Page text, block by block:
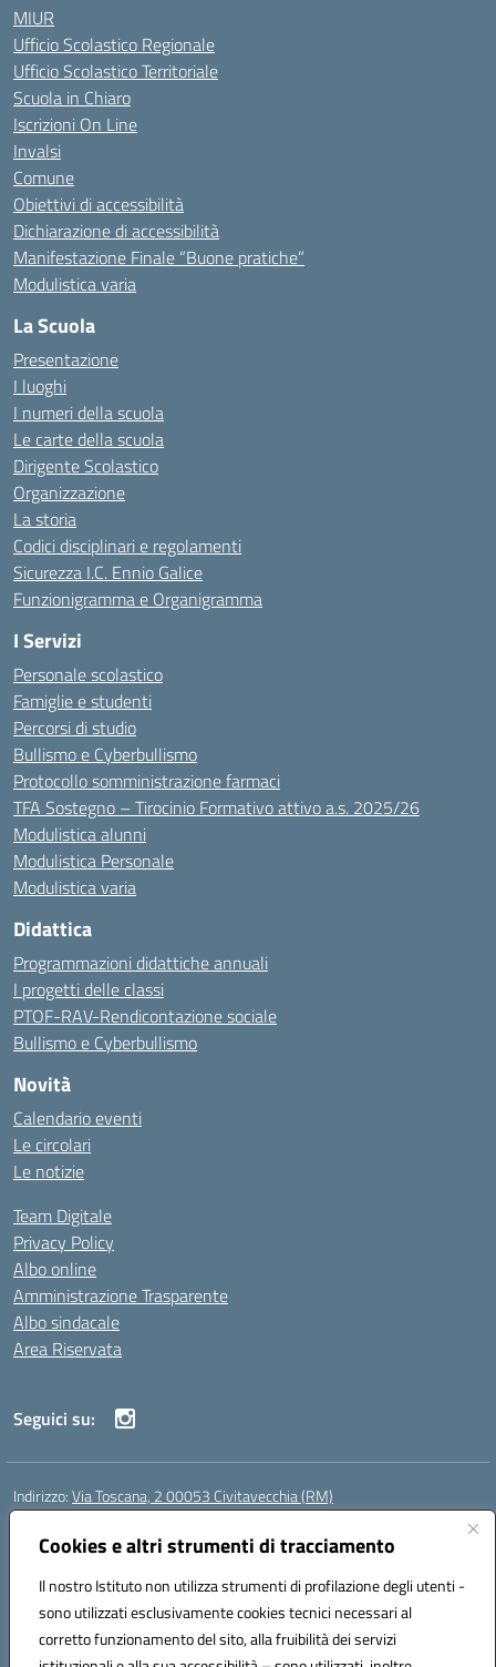
Cookies e altri strumenti di tracciamento
Il nostro Istituto non utilizza strumenti di profilazione degli utenti -
sono utilizzati esclusivamente cookies tecnici necessari al
corretto funzionamento del sito, alla fruibilità dei servizi
MIUR
Ufficio Scolastico Regionale
Ufficio Scolastico Territoriale
Scuola in Chiaro
Iscrizioni On Line
Invalsi
Comune
Obiettivi di accessibilità
Dichiarazione di accessibilità
Manifestazione Finale “Buone pratiche”
Modulistica varia
La Scuola
Presentazione
I luoghi
I numeri della scuola
Le carte della scuola
Dirigente Scolastico
Organizzazione
La storia
Codici disciplinari e regolamenti
Sicurezza I.C. Ennio Galice
Funzionigramma e Organigramma
I Servizi
Personale scolastico
Famiglie e studenti
Percorsi di studio
Bullismo e Cyberbullismo
Protocollo somministrazione farmaci
TFA Sostegno – Tirocinio Formativo attivo a.s. 2025/26
Modulistica alunni
Modulistica Personale
Modulistica varia
Didattica
Programmazioni didattiche annuali
I progetti delle classi
PTOF-RAV-Rendicontazione sociale
Bullismo e Cyberbullismo
Novità
Calendario eventi
Le circolari
Le notizie
Team Digitale
Privacy Policy
Albo online
Amministrazione Trasparente
Albo sindacale
Area Riservata
Seguici su:
Indirizzo:Via Toscana, 2 00053 Civitavecchia (RM)
Centralino:
Posta elettronica certificata (PEC):rmic8b900g@pec.istruzione.it
Codice fiscale: 91038380589
Codice meccanografico:RMIC8B900G
Codice Indice delle Pubbliche Amministrazioni (IPA): istsc_rmic8b900g
Codice unico di fatturazione (CUF): UFP4NO